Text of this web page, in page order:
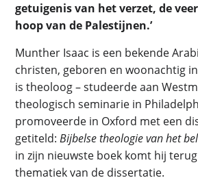
getuigenis van het verzet, de
hoop van de Palestijnen.’
Munther Isaac is een bekende
christen, geboren en woonachtig
is theoloog – studeerde aan
theologisch seminarie in
promoveerde in Oxford met een
getiteld: Bijbelse theologie van het
in zijn nieuwste boek komt hij
thematiek van de dissertatie.